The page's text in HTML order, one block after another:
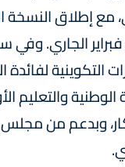
مع إطلاق
فبراير الجاري.
وبدعم من